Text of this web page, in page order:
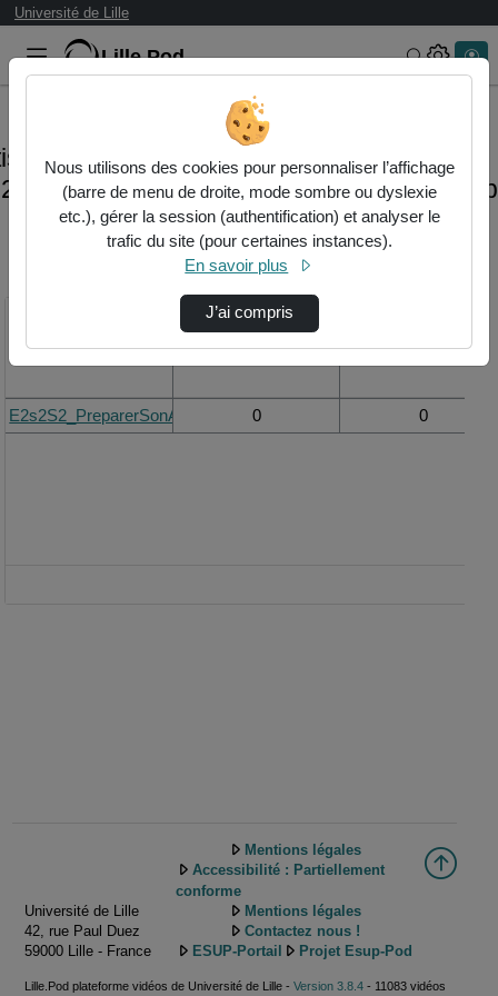
Université de Lille
Lille.Pod
de visualisation de la vidéo
Modifier la période de
Vue de la journée
E2s2S2_PreparerSonActiviteDEnseignement.mp4
0 0
Université de Lille
42, rue Paul Duez
59000 Lille - France
Mentions légales
Accessibilité : Partiellement
conforme
Mentions légales
Contactez nous !
ESUP-Portail
Projet Esup-Pod
Lille.Pod plateforme vidéos de Université de Lille - Version 3.8.4- 11083 vidéos
Nous utilisons des cookies pour personnaliser l’affichage
(barre de menu de droite, mode sombre ou dyslexie
etc.), gérer la session (authentification) et analyser le
trafic du site (pour certaines instances).
En savoir plus
J’ai compris